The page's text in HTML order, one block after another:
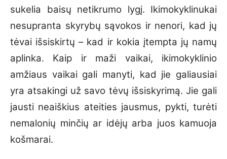
sukelia baisų netikrumo lygį. Ikimokyklinukai
nesupranta skyrybų sąvokos ir nenori, kad jų
tėvai išsiskirtų – kad ir kokia įtempta jų namų
aplinka. Kaip ir maži vaikai, ikimokyklinio
amžiaus vaikai gali manyti, kad jie galiausiai
yra atsakingi už savo tėvų išsiskyrimą. Jie gali
jausti neaiškius ateities jausmus, pykti, turėti
nemalonių minčių ar idėjų arba juos kamuoja
košmarai.